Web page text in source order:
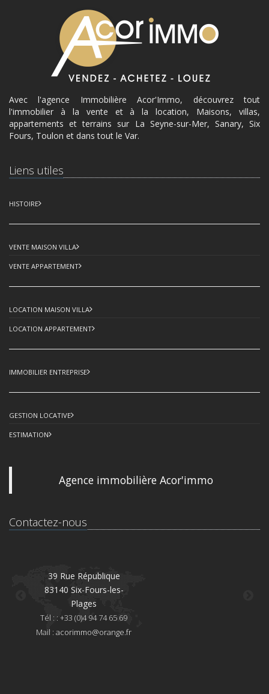
Avec l'agence Immobilière Acor'Immo, découvrez tout
l'immobilier à la vente et à la location, Maisons, villas,
appartements et terrains sur La Seyne-sur-Mer, Sanary, Six
Fours, Toulon et dans tout le Var.
Liens utiles
HISTOIRE
VENTE MAISON VILLA
VENTE APPARTEMENT
LOCATION MAISON VILLA
LOCATION APPARTEMENT
IMMOBILIER ENTREPRISE
GESTION LOCATIVE
ESTIMATION
Agence immobilière Acor'immo
Contactez-nous
39 Rue République
83140 Six-Fours-les-
Plages
Tél : : +33 (0)4 94 74 65 69
Mail : acorimmo@orange.fr